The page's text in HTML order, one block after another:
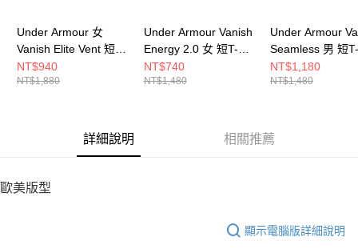
Under Armour 女
Vanish Elite Vent 短T-
Shirt 1386400-001
NT$940
NT$1,880
Under Armour Vanish
Energy 2.0 女 短T-
Shirt 1379141-543
NT$740
NT$1,480
Under Armour
Seamless 男 短
1382801-001
NT$1,180
NT$1,480
詳細說明 相關推薦
歐美版型
顯示電腦版詳細說明